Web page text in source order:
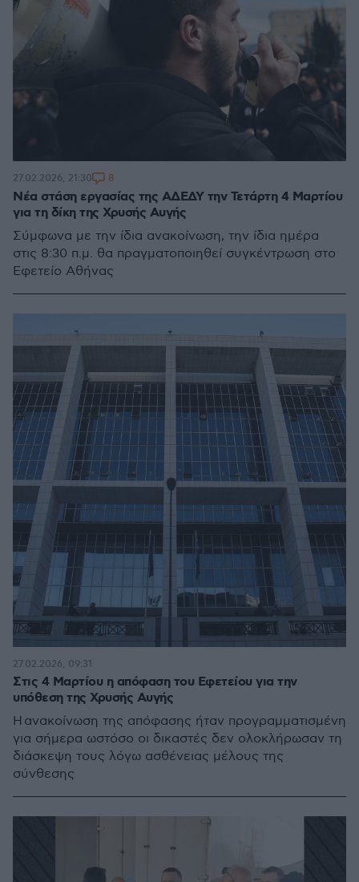
Νέα στάση εργασίας της ΑΔΕΔΥ την Τετάρτη 4 Μαρτίου
για τη δίκη της Χρυσής Αυγής
Σύμφωνα με την ίδια ανακοίνωση, την ίδια ημέρα
στις 8:30 π.μ. θα πραγματοποιηθεί συγκέντρωση στο
Εφετείο Αθήνας
27.02.2026, 21:30 8
Στις 4 Μαρτίου η απόφαση του Εφετείου για την
υπόθεση της Χρυσής Αυγής
Η ανακοίνωση της απόφασης ήταν προγραμματισμένη
για σήμερα ωστόσο οι δικαστές δεν ολοκλήρωσαν τη
διάσκεψη τους λόγω ασθένειας μέλους της
σύνθεσης
27.02.2026, 09:31